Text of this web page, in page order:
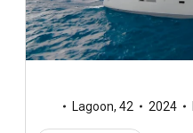
Lagoon, 42 2024